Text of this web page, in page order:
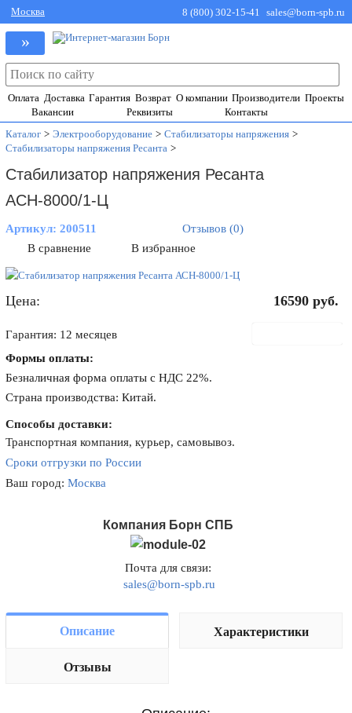
Москва 8 (800) 302-15-41 sales@born-spb.ru
»
Оплата Доставка Гарантия Возврат О компании Производители Проекты
Вакансии
Реквизиты
Контакты
Каталог > Электрооборудование > Стабилизаторы напряжения >
Стабилизаторы напряжения Ресанта >
Стабилизатор напряжения Ресанта
АСН-8000/1-Ц
Артикул:200511
Отзывов (0)
В сравнение
В избранное
Цена: 16590 руб.
Гарантия: 12 месяцев
Формы оплаты:
Безналичная форма оплаты с НДС 22%.
Страна производства: Китай.
Способы доставки:
Транспортная компания, курьер, самовывоз.
Сроки отгрузки по России
Ваш город:Москва
Компания Борн СПБ
Почта для связи:
sales@born-spb.ru
Описание Характеристики
Отзывы